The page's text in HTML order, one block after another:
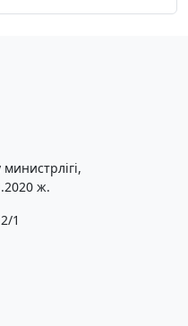
ж.
1